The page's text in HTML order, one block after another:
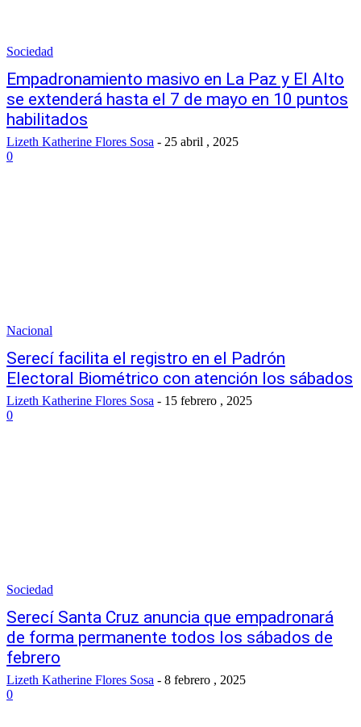
Sociedad
Empadronamiento masivo en La Paz y El Alto
se extenderá hasta el 7 de mayo en 10 puntos
habilitados
Lizeth Katherine Flores Sosa - 25 abril , 2025
0
Nacional
Serecí facilita el registro en el Padrón
Electoral Biométrico con atención los sábados
Lizeth Katherine Flores Sosa - 15 febrero , 2025
0
Sociedad
Serecí Santa Cruz anuncia que empadronará
de forma permanente todos los sábados de
febrero
Lizeth Katherine Flores Sosa - 8 febrero , 2025
0